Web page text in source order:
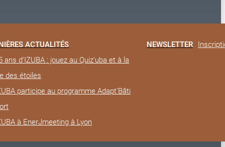
ACTUALITÉS
ans d’IZUBA : jouez au Quiz’uba et à la
des étoiles
participe au programme Adapt’Bâti
à EnerJmeeting à Lyon
NEWSLETTER